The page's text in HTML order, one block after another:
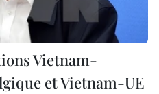
Vietnam-
et Vietnam-UE